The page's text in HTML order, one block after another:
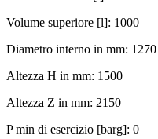
Volume superiore [l]: 1000
Diametro interno in mm: 1270
Altezza H in mm: 1500
Altezza Z in mm: 2150
P min di esercizio [barg]: 0